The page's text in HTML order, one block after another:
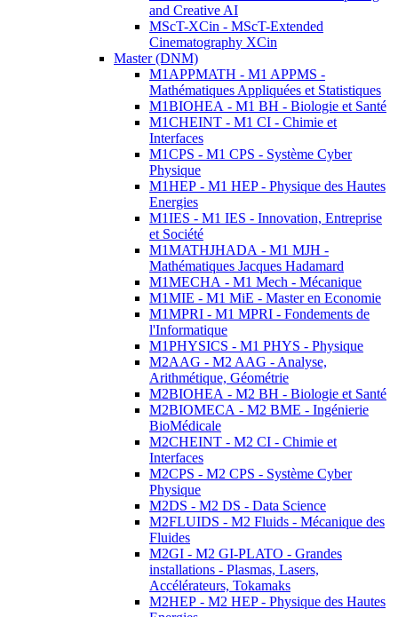
and Creative AI
MScT-XCin - MScT-Extended
Cinematography XCin
Master (DNM)
M1APPMATH - M1 APPMS -
Mathématiques Appliquées et Statistiques
M1BIOHEA - M1 BH - Biologie et Santé
M1CHEINT - M1 CI - Chimie et
Interfaces
M1CPS - M1 CPS - Système Cyber
Physique
M1HEP - M1 HEP - Physique des Hautes
Energies
M1IES - M1 IES - Innovation, Entreprise
et Société
M1MATHJHADA - M1 MJH -
Mathématiques Jacques Hadamard
M1MECHA - M1 Mech - Mécanique
M1MIE - M1 MiE - Master en Economie
M1MPRI - M1 MPRI - Fondements de
l'Informatique
M1PHYSICS - M1 PHYS - Physique
M2AAG - M2 AAG - Analyse,
Arithmétique, Géométrie
M2BIOHEA - M2 BH - Biologie et Santé
M2BIOMECA - M2 BME - Ingénierie
BioMédicale
M2CHEINT - M2 CI - Chimie et
Interfaces
M2CPS - M2 CPS - Système Cyber
Physique
M2DS - M2 DS - Data Science
M2FLUIDS - M2 Fluids - Mécanique des
Fluides
M2GI - M2 GI-PLATO - Grandes
installations - Plasmas, Lasers,
Accélérateurs, Tokamaks
M2HEP - M2 HEP - Physique des Hautes